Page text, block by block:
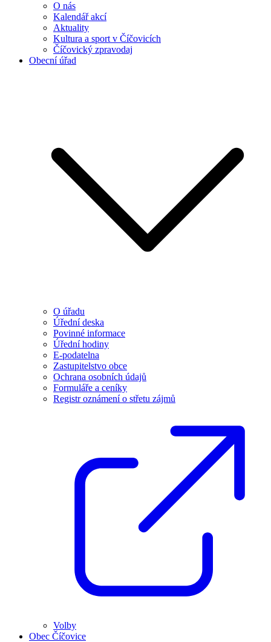
O nás
Kalendář akcí
Aktuality
Kultura a sport v Číčovicích
Číčovický zpravodaj
Obecní úřad
O úřadu
Úřední deska
Povinné informace
Úřední hodiny
E-podatelna
Zastupitelstvo obce
Ochrana osobních údajů
Formuláře a ceníky
Registr oznámení o střetu zájmů
Volby
Obec Číčovice